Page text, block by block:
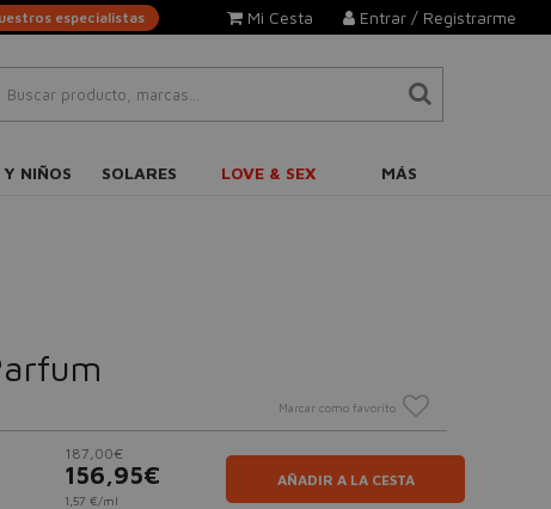
especialistas Entrar / Registrarme
Mi Cesta
Y NIÑOS SOLARES LOVE & SEX MÁS
Marcar como favorito
187,00€
156,95€
1,57 €/ml
AÑADIR A LA CESTA